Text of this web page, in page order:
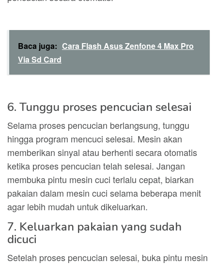
Baca juga: Cara Flash Asus Zenfone 4 Max Pro
Via Sd Card
6. Tunggu proses pencucian selesai
Selama proses pencucian berlangsung, tunggu
hingga program mencuci selesai. Mesin akan
memberikan sinyal atau berhenti secara otomatis
ketika proses pencucian telah selesai. Jangan
membuka pintu mesin cuci terlalu cepat, biarkan
pakaian dalam mesin cuci selama beberapa menit
agar lebih mudah untuk dikeluarkan.
7. Keluarkan pakaian yang sudah
dicuci
Setelah proses pencucian selesai, buka pintu mesin